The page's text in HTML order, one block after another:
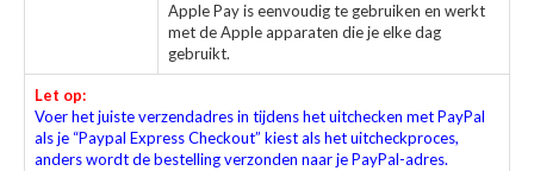
Apple Pay is eenvoudig te gebruiken en werkt
met de Apple apparaten die je elke dag
gebruikt.
Let op:
Voer het juiste verzendadres in tijdens het uitchecken met PayPal
als je “Paypal Express Checkout” kiest als het uitcheckproces,
anders wordt de bestelling verzonden naar je PayPal-adres.